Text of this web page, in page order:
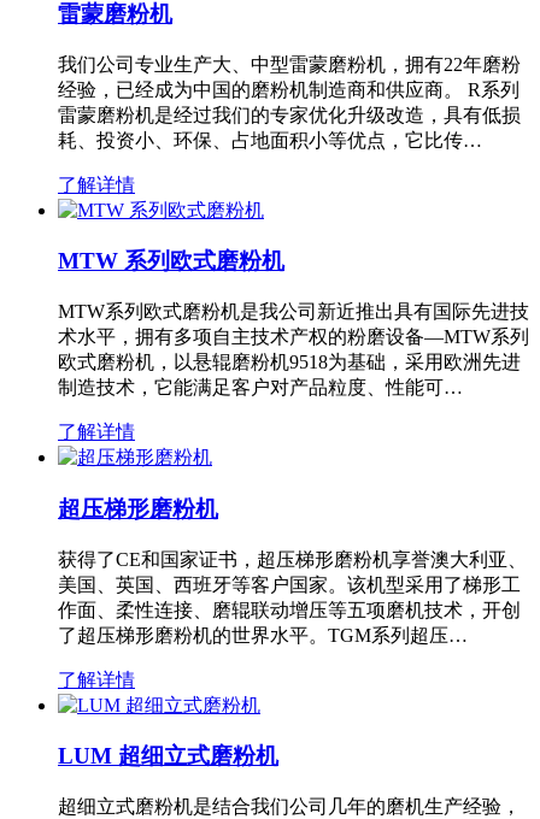
雷蒙磨粉机
我们公司专业生产大、中型雷蒙磨粉机，拥有22年磨粉
经验，已经成为中国的磨粉机制造商和供应商。 R系列
雷蒙磨粉机是经过我们的专家优化升级改造，具有低损
耗、投资小、环保、占地面积小等优点，它比传…
了解详情
MTW 系列欧式磨粉机
MTW系列欧式磨粉机是我公司新近推出具有国际先进技
术水平，拥有多项自主技术产权的粉磨设备—MTW系列
欧式磨粉机，以悬辊磨粉机9518为基础，采用欧洲先进
制造技术，它能满足客户对产品粒度、性能可…
了解详情
超压梯形磨粉机
获得了CE和国家证书，超压梯形磨粉机享誉澳大利亚、
美国、英国、西班牙等客户国家。该机型采用了梯形工
作面、柔性连接、磨辊联动增压等五项磨机技术，开创
了超压梯形磨粉机的世界水平。TGM系列超压…
了解详情
LUM 超细立式磨粉机
超细立式磨粉机是结合我们公司几年的磨机生产经验，